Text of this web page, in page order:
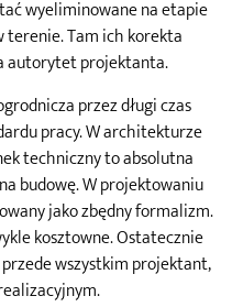
wyeliminowane na etapie
terenie. Tam ich korekta
autorytet projektanta.
przez długi czas
pracy. W architekturze
techniczny to absolutna
budowę. W projektowaniu
jako zbędny formalizm.
kosztowne. Ostatecznie
wszystkim projektant,